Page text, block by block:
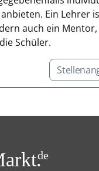
Ein Lehrer
auch ein
Schüler.
de